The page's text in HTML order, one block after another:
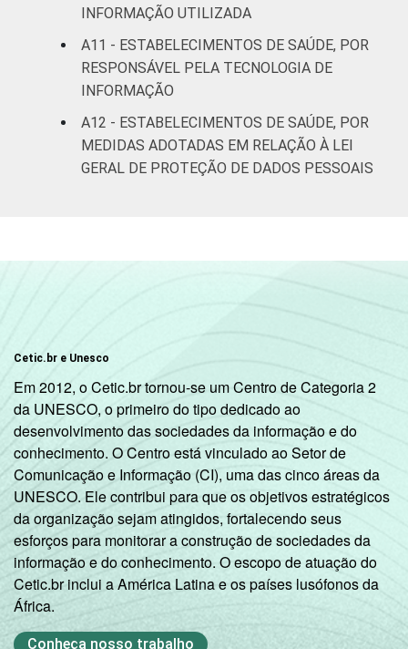
INFORMAÇÃO UTILIZADA
A11 - ESTABELECIMENTOS DE SAÚDE, POR
RESPONSÁVEL PELA TECNOLOGIA DE
INFORMAÇÃO
A12 - ESTABELECIMENTOS DE SAÚDE, POR
MEDIDAS ADOTADAS EM RELAÇÃO À LEI
GERAL DE PROTEÇÃO DE DADOS PESSOAIS
Cetic.br e Unesco
Em 2012, o Cetic.br tornou-se um Centro de Categoria 2
da UNESCO, o primeiro do tipo dedicado ao
desenvolvimento das sociedades da informação e do
conhecimento. O Centro está vinculado ao Setor de
Comunicação e Informação (CI), uma das cinco áreas da
UNESCO. Ele contribui para que os objetivos estratégicos
da organização sejam atingidos, fortalecendo seus
esforços para monitorar a construção de sociedades da
informação e do conhecimento. O escopo de atuação do
Cetic.br inclui a América Latina e os países lusófonos da
África.
Conheça nosso trabalho